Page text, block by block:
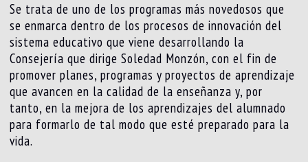
Se trata de uno de los programas más novedosos que
se enmarca dentro de los procesos de innovación del
sistema educativo que viene desarrollando la
Consejería que dirige Soledad Monzón, con el fin de
promover planes, programas y proyectos de aprendizaje
que avancen en la calidad de la enseñanza y, por
tanto, en la mejora de los aprendizajes del alumnado
para formarlo de tal modo que esté preparado para la
vida.